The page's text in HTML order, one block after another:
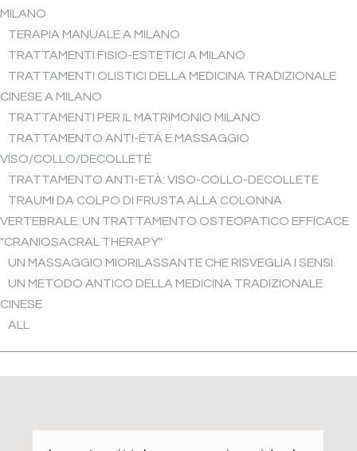
MILANO
TERAPIA MANUALE A MILANO
TRATTAMENTI FISIO-ESTETICI A MILANO
TRATTAMENTI OLISTICI DELLA MEDICINA TRADIZIONALE
CINESE A MILANO
TRATTAMENTI PER IL MATRIMONIO MILANO
TRATTAMENTO ANTI-ÉTÁ E MASSAGGIO
VISO/COLLO/DECOLLETÉ
TRATTAMENTO ANTI-ETÀ: VISO-COLLO-DECOLLETE
TRAUMI DA COLPO DI FRUSTA ALLA COLONNA
VERTEBRALE: UN TRATTAMENTO OSTEOPATICO EFFICACE
"CRANIOSACRAL THERAPY"
UN MASSAGGIO MIORILASSANTE CHE RISVEGLIA I SENSI
UN METODO ANTICO DELLA MEDICINA TRADIZIONALE
CINESE
ALL